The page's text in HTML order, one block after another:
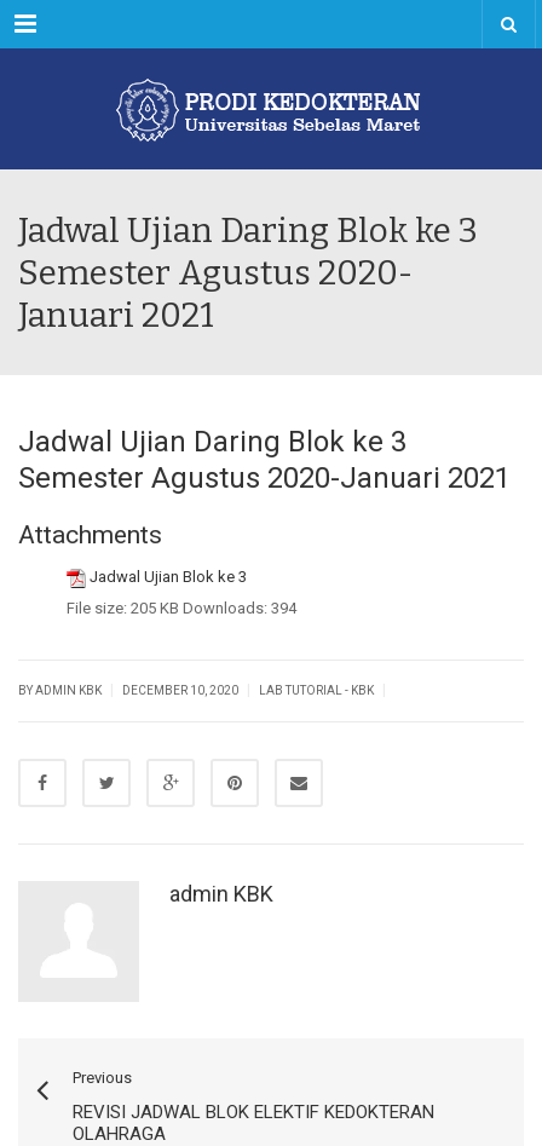
Menu
Jadwal Ujian Daring Blok ke 3
Semester Agustus 2020-
Januari 2021
Jadwal Ujian Daring Blok ke 3
Semester Agustus 2020-Januari 2021
Attachments
Jadwal Ujian Blok ke 3
File size: 205 KB Downloads: 394
BY ADMIN KBK DECEMBER 10, 2020 LAB TUTORIAL - KBK
admin KBK
Previous
REVISI JADWAL BLOK ELEKTIF KEDOKTERAN
OLAHRAGA